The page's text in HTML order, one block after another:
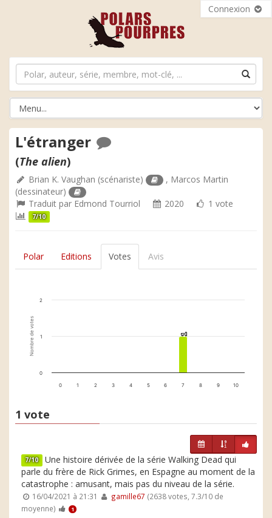
Connexion
L'étranger
(The alien)
Brian K. Vaughan (scénariste) , Marcos Martin
(dessinateur)
Traduit par Edmond Tourriol 2020 1 vote
7/10
Polar Editions Votes Avis
Nombre de votes 1
1
0 1 2 3 4 5 6 7 8 9 10
0
1
2
1 vote
7/10 Une histoire dérivée de la série Walking Dead qui
parle du frère de Rick Grimes, en Espagne au moment de la
catastrophe : amusant, mais pas du niveau de la série.
16/04/2021 à 21:31 gamille67 (2638 votes, 7.3/10 de
moyenne)
1